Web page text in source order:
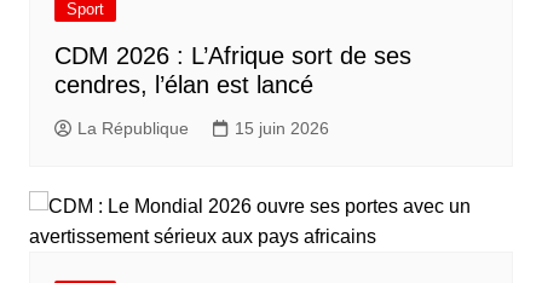
Sport
CDM 2026 : L’Afrique sort de ses
cendres, l’élan est lancé
La République 15 juin 2026